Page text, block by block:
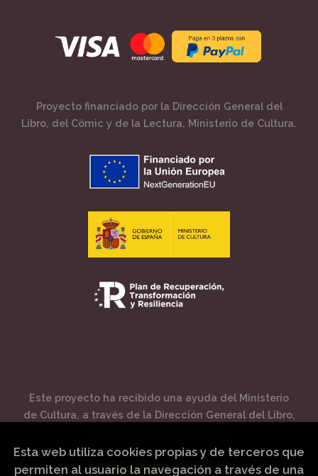
Proyecto financiado por la Dirección General del
Libro, del Cómic y de la Lectura, Ministerio de Cultura.
Este proyecto ha recibido una ayuda del Ministerio
de Cultura, a través de la Dirección General del Libro,
Esta web utiliza cookies propias y de terceros que
permiten al usuario la navegación a través de una